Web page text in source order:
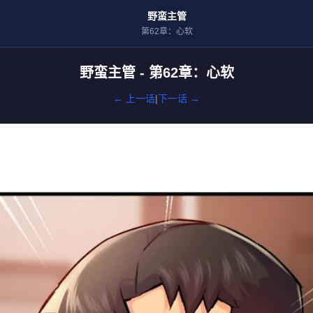
野蛮主管
第62章：心软
野蛮主管 - 第62章：心软
← 上一话|下一话 →